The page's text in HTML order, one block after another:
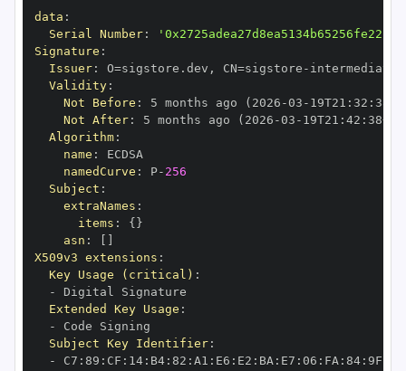
data :
Serial Number:
Signature :
Issuer: O=sigstore.dev , CN=sigstore -
Validity:
Not Before : 5 months ago (2026 -03 - 19T21 : 32 :
Not After: 5 months ago (2026 -03 - 19T21 : 42 : 38+00
Algorithm:
name :
namedCurve : P- 256
Subject :
extraNames :
items : { }
asn :
X509v3 extensions :
Key Usage (critical) :
-
Extended Key Usage :
-
Subject Key Identifier:
-
C7 : 89 : CF : 14: B4: 82 : A1 : E6 : E2 : BA : E7 : 06 : FA : 84: 9F